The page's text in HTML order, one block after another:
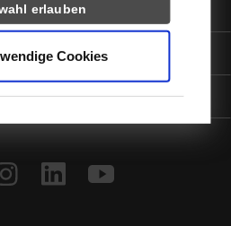
erlauben
Cookies
instagramlinkedin youtube